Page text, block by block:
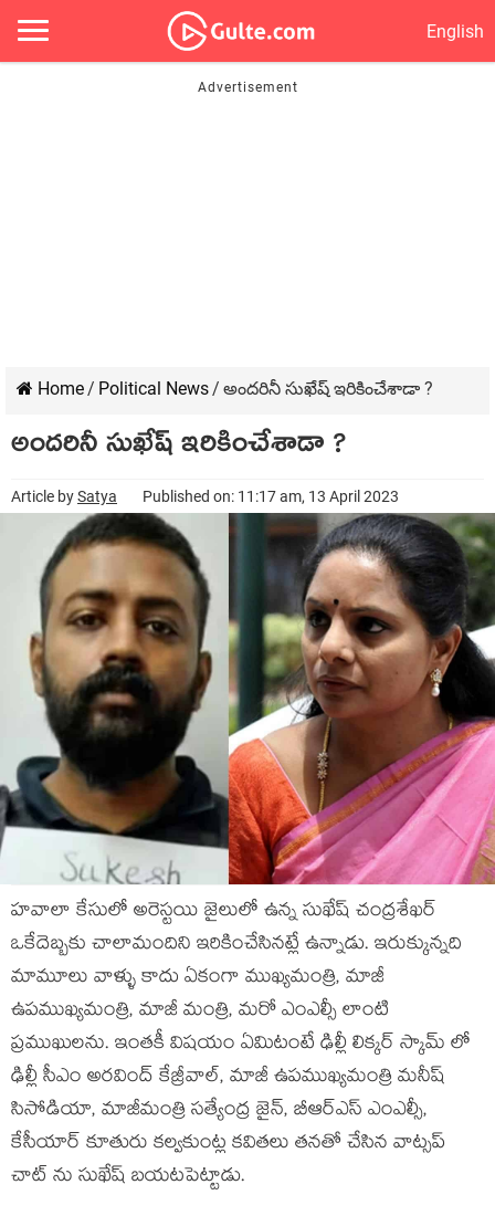
English
Home/ Political News/ అందరినీ సుఖేష్ ఇరికించేశాడా ?
అందరినీ సుఖేష్ ఇరికించేశాడా ?
Article bySatya Published on: 11:17 am, 13 April 2023
హవాలా కేసులో అరెస్టయి జైలులో ఉన్న సుఖేష్ చంద్రశేఖర్
ఒకేదెబ్బకు చాలామందిని ఇరికించేసినట్లే ఉన్నాడు. ఇరుక్కున్నది
మామూలు వాళ్ళు కాదు ఏకంగా ముఖ్యమంత్రి, మాజీ
ఉపముఖ్యమంత్రి, మాజీ మంత్రి, మరో ఎంఎల్సీ లాంటి
ప్రముఖులను. ఇంతకీ విషయం ఏమిటంటే ఢిల్లీ లిక్కర్ స్కామ్ లో
ఢిల్లీ సీఎం అరవింద్ కేజ్రీవాల్, మాజీ ఉపముఖ్యమంత్రి మనీష్
సిసోడియా, మాజీమంత్రి సత్యేంద్ర జైన్, బీఆర్ఎస్ ఎంఎల్సీ,
కేసీయార్ కూతురు కల్వకుంట్ల కవితలు తనతో చేసిన వాట్సప్
చాట్ ను సుఖేష్ బయటపెట్టాడు.